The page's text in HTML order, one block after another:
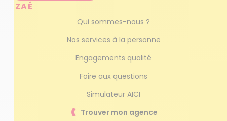
AZAÉ
Qui sommes-nous ?
Nos services à la personne
Engagements qualité
Foire aux questions
Simulateur AICI
Trouver mon agence